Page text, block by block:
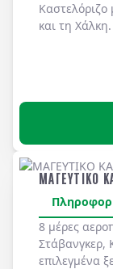
Καστελόριζο
και τη Χάλκη
ΜΑΓΕΥΤΙΚΟ
8 μέρες
Στάβανγκερ,
επιλεγμένα